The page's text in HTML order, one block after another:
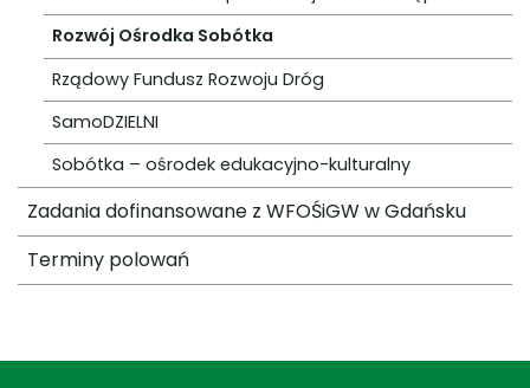
Rozwój Ośrodka Sobótka
Rządowy Fundusz Rozwoju Dróg
SamoDZIELNI
Sobótka – ośrodek edukacyjno-kulturalny
Zadania dofinansowane z WFOŚiGW w Gdańsku
Terminy polowań